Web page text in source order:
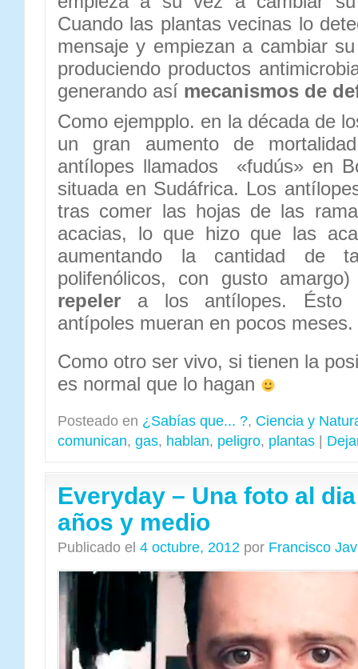
Cuando las plantas vecinas lo
mensaje y empiezan a cambiar
produciendo productos
generando así mecanismos de
Como ejempplo. en la década de
un gran aumento de
antílopes llamados «fudús» en
situada en Sudáfrica. Los
tras comer las hojas de las
acacias, lo que hizo que las
aumentando la cantidad de
polifenólicos, con gusto
repeler a los antílopes. Ésto
antípoles mueran en pocos meses.
Como otro ser vivo, si tienen la
es normal que lo hagan
Posteado en ¿Sabías que... ?, Ciencia y
comunican, gas, hablan, peligro, plantas
Everyday – Una foto al
años y medio
Publicado el 4 octubre, 2012 por Francisco